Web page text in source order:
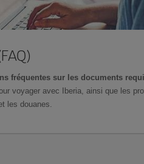
fréquentes sur les documents
voyager avec Iberia, ainsi que les
les douanes.